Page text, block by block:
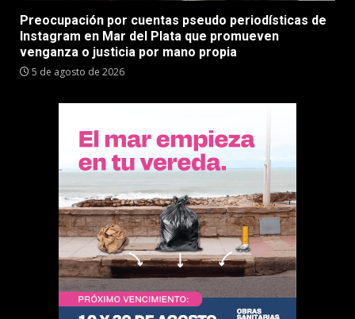
Preocupación por cuentas pseudo periodísticas de
Instagram en Mar del Plata que promueven
venganza o justicia por mano propia
5 de agosto de 2026